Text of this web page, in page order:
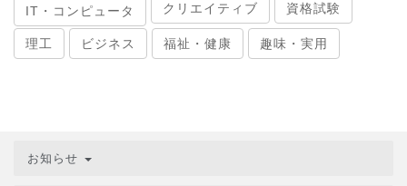
IT・コンピュータ クリエイティブ 資格試験
理工 ビジネス 福祉・健康 趣味・実用
お知らせ